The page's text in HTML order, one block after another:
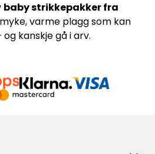
baby strikkepakker fra
varme plagg som kan
kanskje gå i arv.